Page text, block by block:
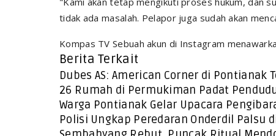
tidak ada masalah. Pelapor juga sudah akan
Kompas TV Sebuah akun di Instagram
Berita Terkait
Dubes AS: American Corner di Pontianak
26 Rumah di Permukiman Padat
Warga Pontianak Gelar Upacara
Polisi Ungkap Peredaran Onderdil Palsu